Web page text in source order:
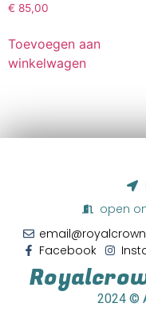
€ 85,00
Toevoegen aan
winkelwagen
open
Facebook
2024 ©